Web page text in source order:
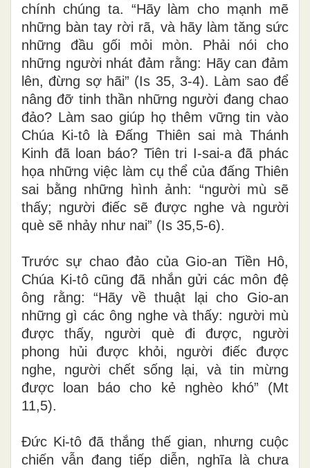
chính chúng ta. “Hãy làm cho mạnh mẽ
những bàn tay rời rã, và hãy làm tăng sức
những đầu gối mỏi mòn. Phải nói cho
những người nhát đảm rằng: Hãy can đảm
lên, đừng sợ hãi” (Is 35, 3-4). Làm sao để
nâng đỡ tinh thần những người đang chao
đảo? Làm sao giúp họ thêm vững tin vào
Chúa Ki-tô là Đấng Thiên sai mà Thánh
Kinh đã loan báo? Tiên tri I-sai-a đã phác
họa những việc làm cụ thể của đấng Thiên
sai bằng những hình ảnh: “người mù sẽ
thấy; người điếc sẽ được nghe và người
què sẽ nhảy như nai” (Is 35,5-6).
Trước sự chao đảo của Gio-an Tiền Hô,
Chúa Ki-tô cũng đã nhắn gửi các môn đệ
ông rằng: “Hãy về thuật lại cho Gio-an
những gì các ông nghe và thấy: người mù
được thấy, người què đi được, người
phong hủi được khỏi, người điếc được
nghe, người chết sống lại, và tin mừng
được loan báo cho kẻ nghèo khó” (Mt
11,5).
Đức Ki-tô đã thắng thế gian, nhưng cuộc
chiến vẫn đang tiếp diễn, nghĩa là chưa